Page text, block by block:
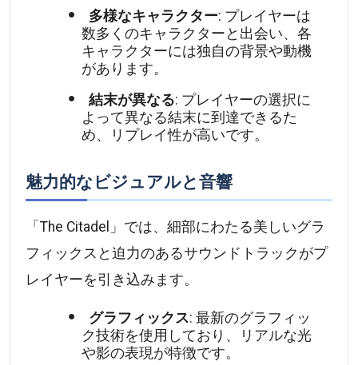
多様なキャラクター: プレイヤーは
数多くのキャラクターと出会い、各
キャラクターには独自の背景や動機
があります。
結末が異なる: プレイヤーの選択に
よって異なる結末に到達できるた
め、リプレイ性が高いです。
魅力的なビジュアルと音響
「The Citadel」では、細部にわたる美しいグラ
フィックスと迫力のあるサウンドトラックがプ
レイヤーを引き込みます。
グラフィックス: 最新のグラフィッ
ク技術を使用しており、リアルな光
や影の表現が特徴です。